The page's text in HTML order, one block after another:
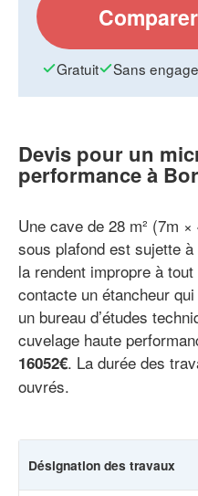
Gratuit Sans
Devis pour un
performance à
Une cave de 28 m² (7m
sous plafond est sujette
la rendent impropre à
contacte un étancheur
un bureau d’études
cuvelage haute
16052€. La durée des
ouvrés.
Désignation des travaux